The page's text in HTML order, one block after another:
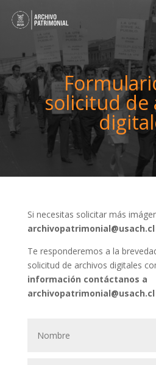
solicitud de
Si necesitas solicitar más
archivopatrimonial@usach.cl
Te responderemos a la
solicitud de archivos digitales
información contáctanos a
archivopatrimonial@usach.cl